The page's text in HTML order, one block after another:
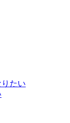
たい